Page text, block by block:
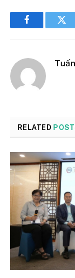
Facebook
RELATED